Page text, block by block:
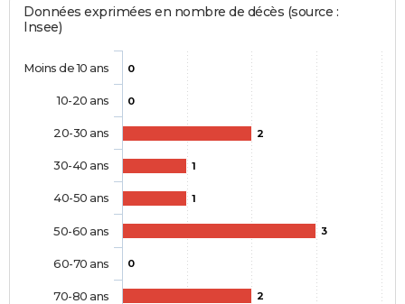
Données exprimées en nombre de décès (source :
Insee)
0
0
2
1
1
3
0
2
Moins de 10 ans
10-20 ans
20-30 ans
30-40 ans
40-50 ans
50-60 ans
60-70 ans
70-80 ans